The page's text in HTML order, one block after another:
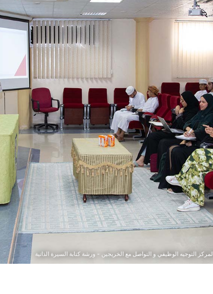
التوجيه الوظيفي و التواصل مع الخريجين - ورشة كتابة السيرة الذاتية